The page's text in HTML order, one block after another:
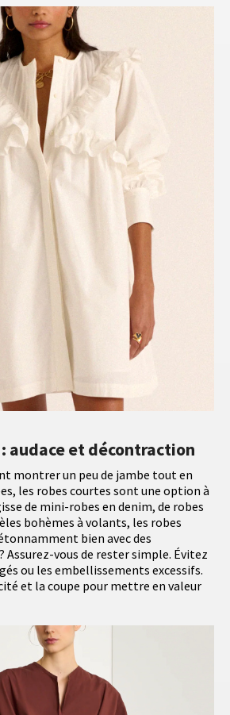
audace et décontraction
montrer un peu de jambe tout en
les robes courtes sont une option à
de mini-robes en denim, de robes
bohèmes à volants, les robes
bien avec des
Assurez-vous de rester simple. Évitez
ou les embellissements excessifs.
et la coupe pour mettre en valeur